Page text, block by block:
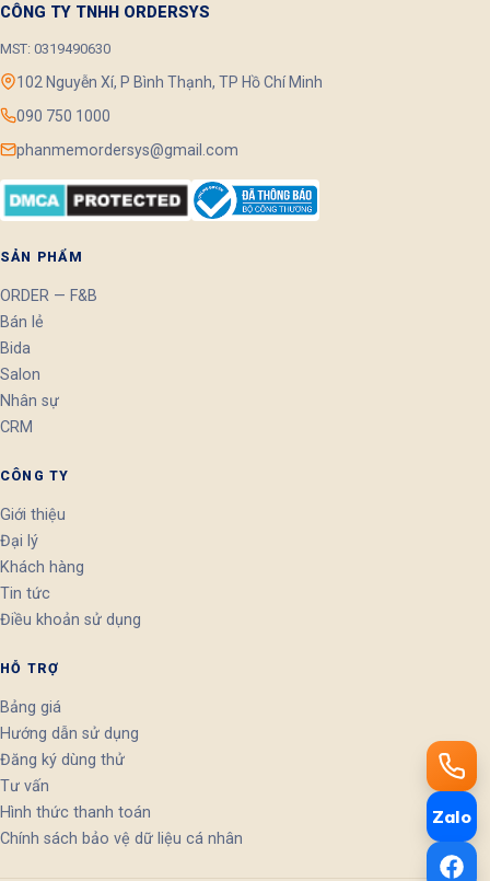
CÔNG TY TNHH ORDERSYS
MST: 0319490630
102 Nguyễn Xí, P Bình Thạnh, TP Hồ Chí Minh
090 750 1000
phanmemordersys@gmail.com
SẢN PHẨM
ORDER — F&B
Bán lẻ
Bida
Salon
Nhân sự
CRM
CÔNG TY
Giới thiệu
Đại lý
Khách hàng
Tin tức
Điều khoản sử dụng
HỖ TRỢ
Bảng giá
Hướng dẫn sử dụng
Đăng ký dùng thử
Tư vấn
Hình thức thanh toán
Chính sách bảo vệ dữ liệu cá nhân
Zalo